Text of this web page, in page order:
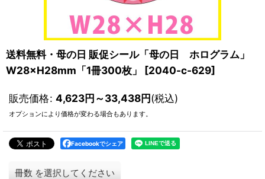
送料無料・母の日 販促シール「母の日 ホログラム」
W28×H28mm「1冊300枚」
[2040-c-629]
販売価格: 4,623円～33,438円(税込)
オプションにより価格が変わる場合もあります。
Facebookでシェア
冊数 を選択してください